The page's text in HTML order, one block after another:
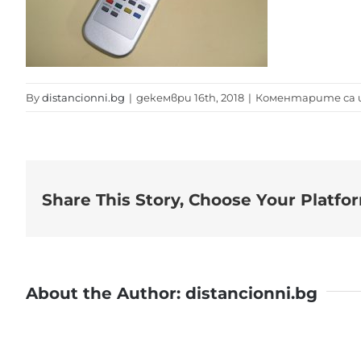
Bydistancionni.bg | декември 16th, 2018 | Коментарите са
Share This Story, Choose Your
About the Author: distancionni.bg